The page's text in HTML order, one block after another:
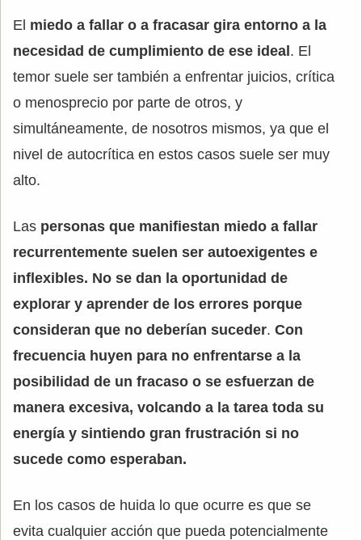
El miedo a fallar o a fracasar gira entorno a la
necesidad de cumplimiento de ese ideal . El
temor suele ser también a enfrentar juicios, crítica
o menosprecio por parte de otros, y
simultáneamente, de nosotros mismos, ya que el
nivel de autocrítica en estos casos suele ser muy
alto.
Las personas que manifiestan miedo a fallar
recurrentemente suelen ser autoexigentes e
inflexibles. No se dan la oportunidad de
explorar y aprender de los errores porque
consideran que no deberían suceder. Con
frecuencia huyen para no enfrentarse a la
posibilidad de un fracaso o se esfuerzan de
manera excesiva, volcando a la tarea toda su
energía y sintiendo gran frustración si no
sucede como esperaban.
En los casos de huida lo que ocurre es que se
evita cualquier acción que pueda potencialmente